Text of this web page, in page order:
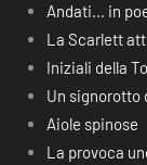
Andati… in
La Scarlett
Iniziali della
Un signorotto
Aiole spinose
La provoca